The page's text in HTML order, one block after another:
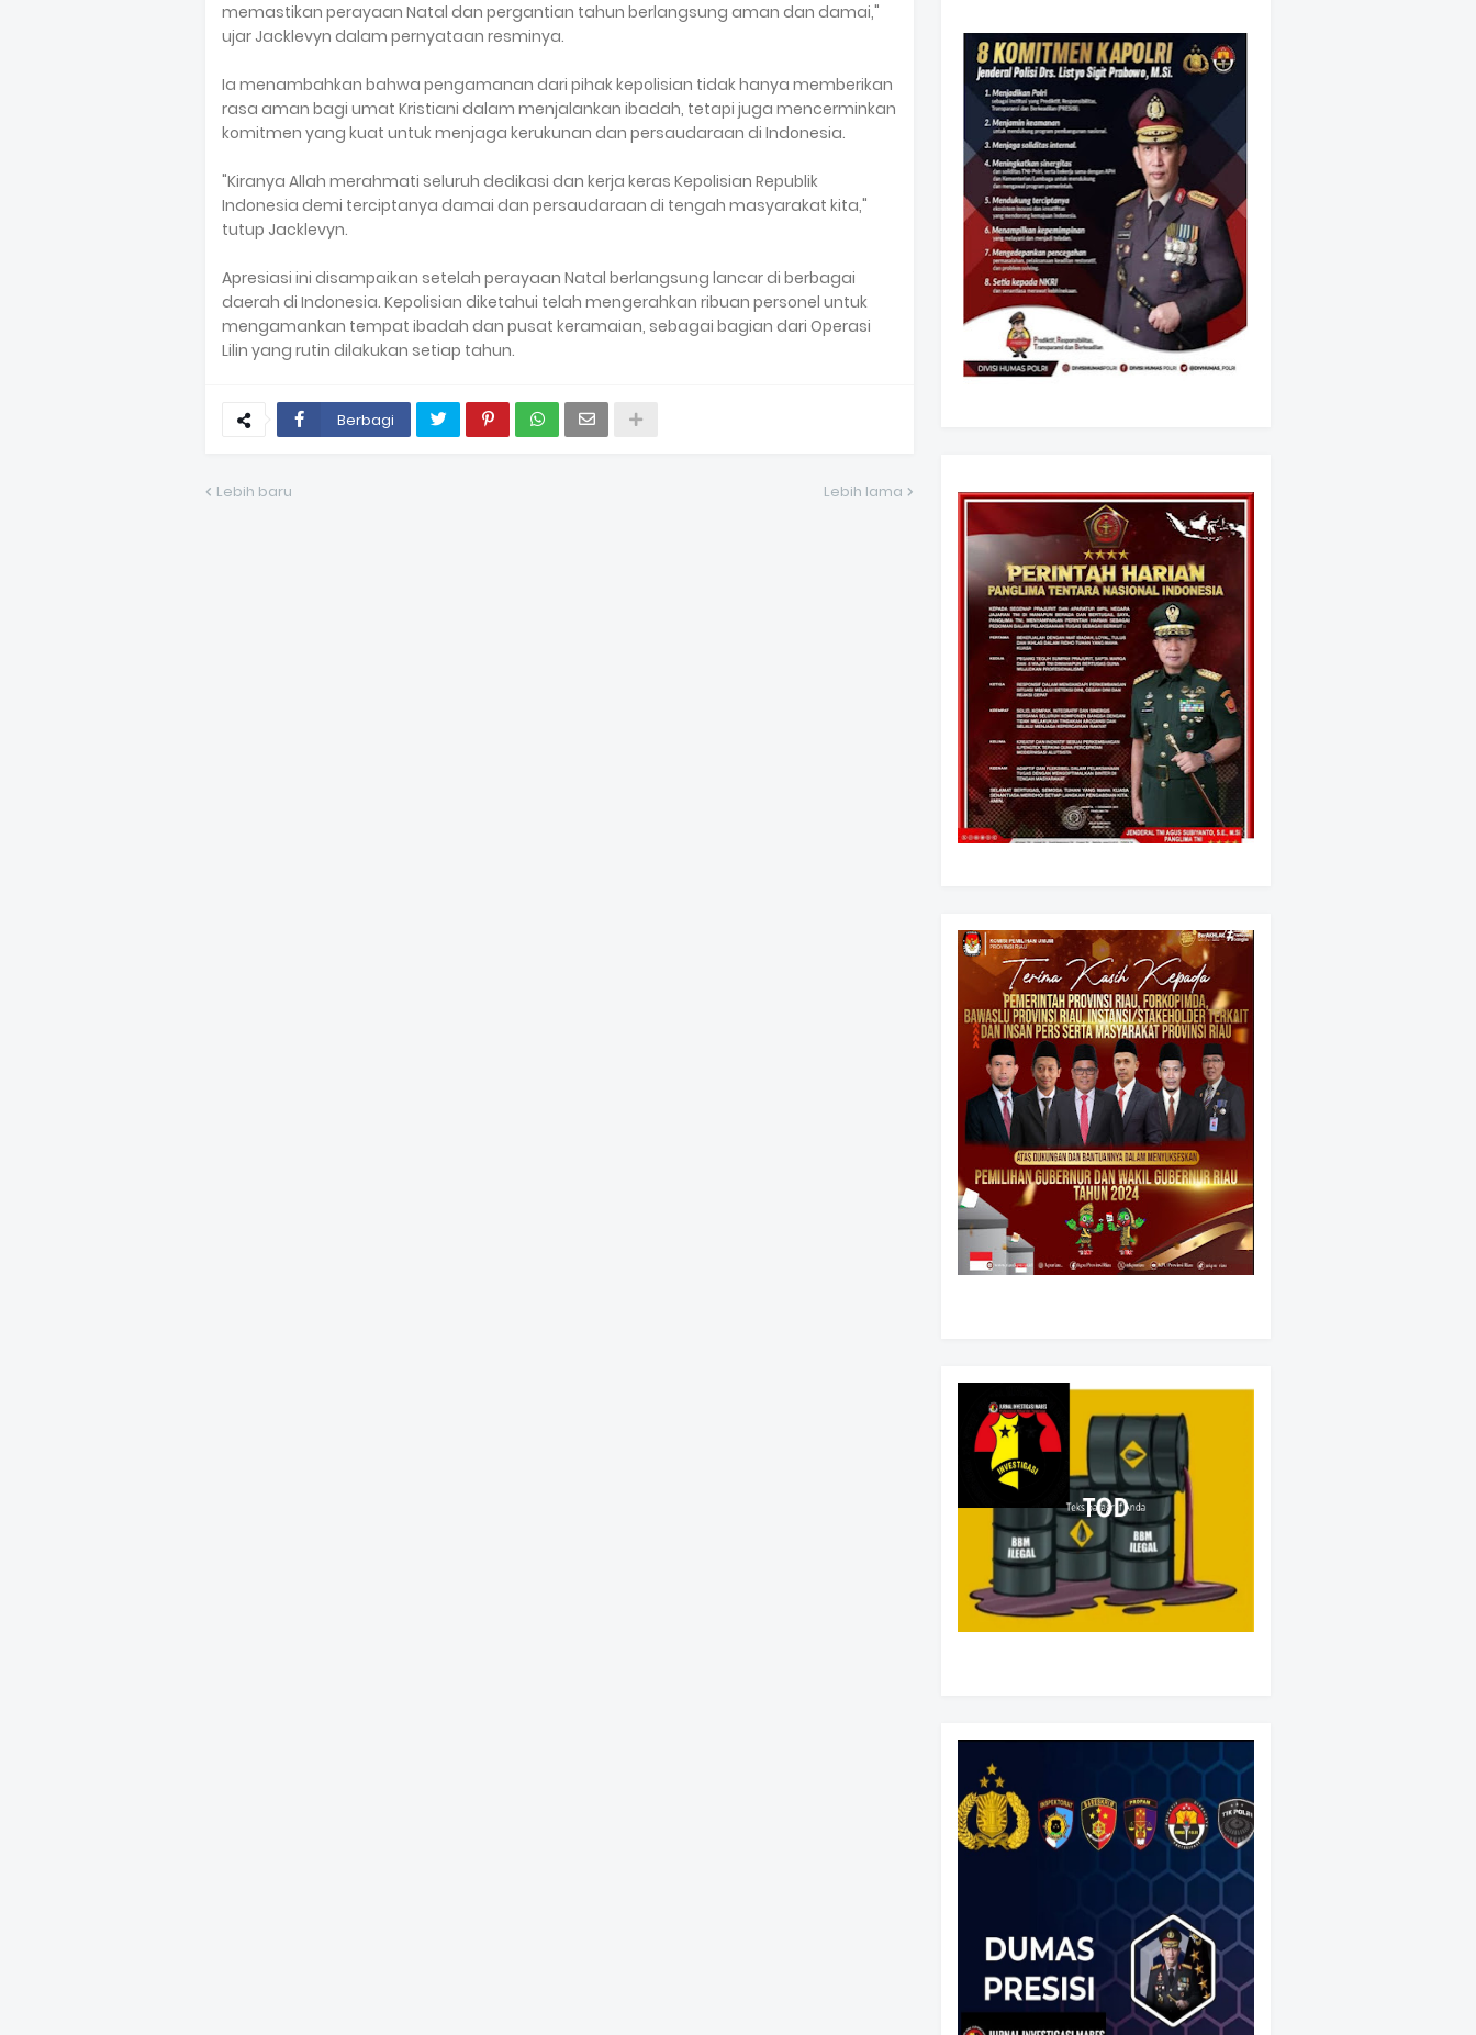
memastikan perayaan Natal dan pergantian tahun berlangsung aman dan damai,"
ujar Jacklevyn dalam pernyataan resminya.
Ia menambahkan bahwa pengamanan dari pihak kepolisian tidak hanya memberikan
rasa aman bagi umat Kristiani dalam menjalankan ibadah, tetapi juga mencerminkan
komitmen yang kuat untuk menjaga kerukunan dan persaudaraan di Indonesia.
"Kiranya Allah merahmati seluruh dedikasi dan kerja keras Kepolisian Republik
Indonesia demi terciptanya damai dan persaudaraan di tengah masyarakat kita,"
tutup Jacklevyn.
Apresiasi ini disampaikan setelah perayaan Natal berlangsung lancar di berbagai
daerah di Indonesia. Kepolisian diketahui telah mengerahkan ribuan personel untuk
mengamankan tempat ibadah dan pusat keramaian, sebagai bagian dari Operasi
Lilin yang rutin dilakukan setiap tahun.
Berbagi
Lebih baru Lebih lama